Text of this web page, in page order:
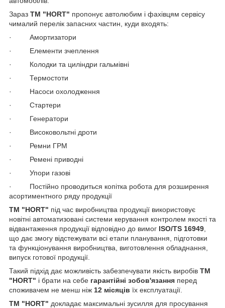
Зараз TM "HORT" пропонує автолюбим і фахівцям сервісу
чималий перелік запасних частин, куди входять:
· Амортизатори
· Елементи зчеплення
· Колодки та циліндри гальмівні
· Термостоти
· Насоси охолодження
· Стартери
· Генератори
· Високовольтні дроти
· Ремни ГРМ
· Ремені приводні
· Упори газові
· Постійно проводиться копітка робота для розширення
асортиментного ряду продукції
TM "HORT" під час виробництва продукції використовує
новітні автоматизовані системи керування контролем якості та
відвантаження продукції відповідно до вимог ISO/TS 16949,
що дає змогу відстежувати всі етапи планування, підготовки
та функціонування виробництва, виготовлення обладнання,
випуск готової продукції.
Такий підхід дає можливість забезпечувати якість виробів TM
"HORT" і брати на себе гарантійні зобов'язання перед
споживачем не менш ніж 12 місяців їх експлуатації.
TM "HORT" докладає максимальні зусилля для просування